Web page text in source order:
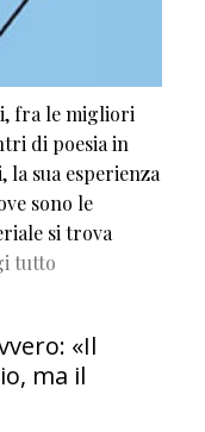
fra le migliori
di poesia in
la sua esperienza
sono le
si trova
tutto
«Il
ma il